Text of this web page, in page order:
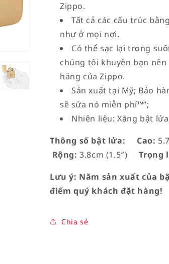
Zippo.
Tất cả các cấu trúc
như ở mọi nơi.
Có thể sạc lại trong
chúng tôi khuyên bạn
hãng của Zippo.
Sản xuất tại Mỹ; Bảo
sẽ sửa nó miễn phí™”;
Nhiên liệu: Xăng bật
Thông số bật lửa:
Cao:
Rộng: 3.8cm (1.5″) Trọng
Lưu ý: Năm sản xuất của
điểm quý khách đặt hàng!
Chia sẻ